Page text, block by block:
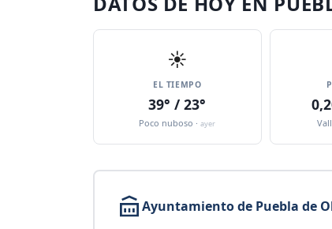
☀️
EL TIEMPO
39° / 23°
Poco nuboso ·ayer
Ayuntamiento de Puebla de